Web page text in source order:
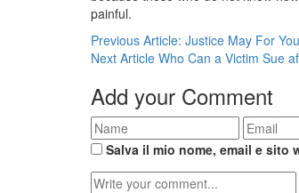
painful.
Previous Article: Justice May For
Next Article Who Can a Victim Sue
Add your Comment
Salva il mio nome, email e sito